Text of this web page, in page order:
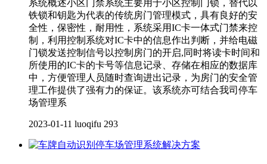
系统概述小区门禁系统主要用于小区控制门锁，替代以
铁锁和钥匙为代表的传统房门管理模式，具有良好的安
全性，保密性，耐用性，系统采用IC卡一体式门禁来控
制，利用控制系统对IC卡中的信息作出判断，并给电磁
门锁发送控制信号以控制房门的开启,同时将读卡时间和
所使用的IC卡的卡号等信息记录、存储在相应的数据库
中，方便管理人员随时查询进出记录，为房门的安全管
理工作提供了强有力的保证。该系统亦可结合我司停车
场管理系
2023-01-11 luoqifu 293